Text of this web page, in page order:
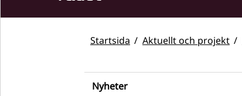
Startsida Aktuellt och projekt
Nyheter